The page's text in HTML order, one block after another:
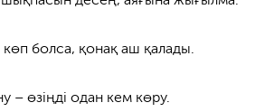
болса, қонақ аш қалады.
– өзіңді одан кем көру.